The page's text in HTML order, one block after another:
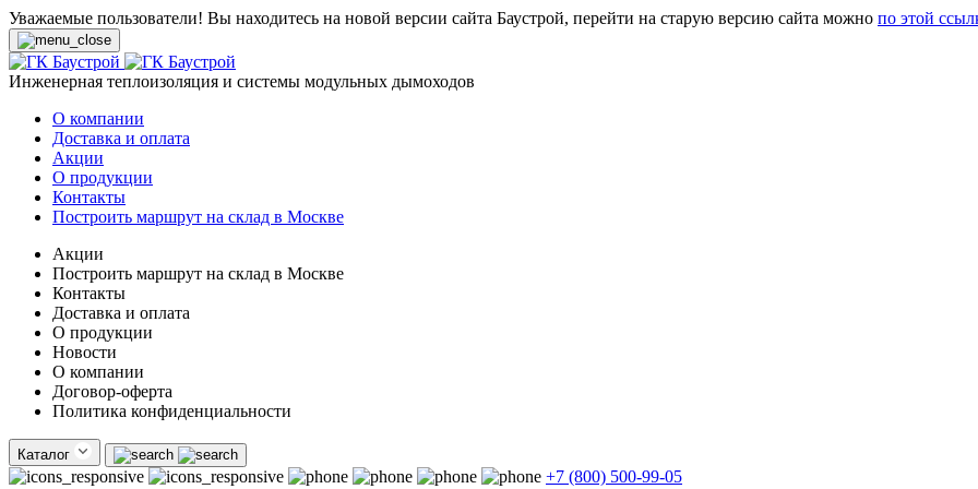
Уважаемые пользователи! Вы находитесь на новой версии сайта Баустрой, перейти на старую версию сайта можно по этой
Инженерная теплоизоляция и системы модульных дымоходов
О компании
Доставка и оплата
Акции
О продукции
Контакты
Построить маршрут на склад в Москве
Акции
Построить маршрут на склад в Москве
Контакты
Доставка и оплата
О продукции
Новости
О компании
Договор-оферта
Политика конфиденциальности
Каталог
+7 (800) 500-99-05